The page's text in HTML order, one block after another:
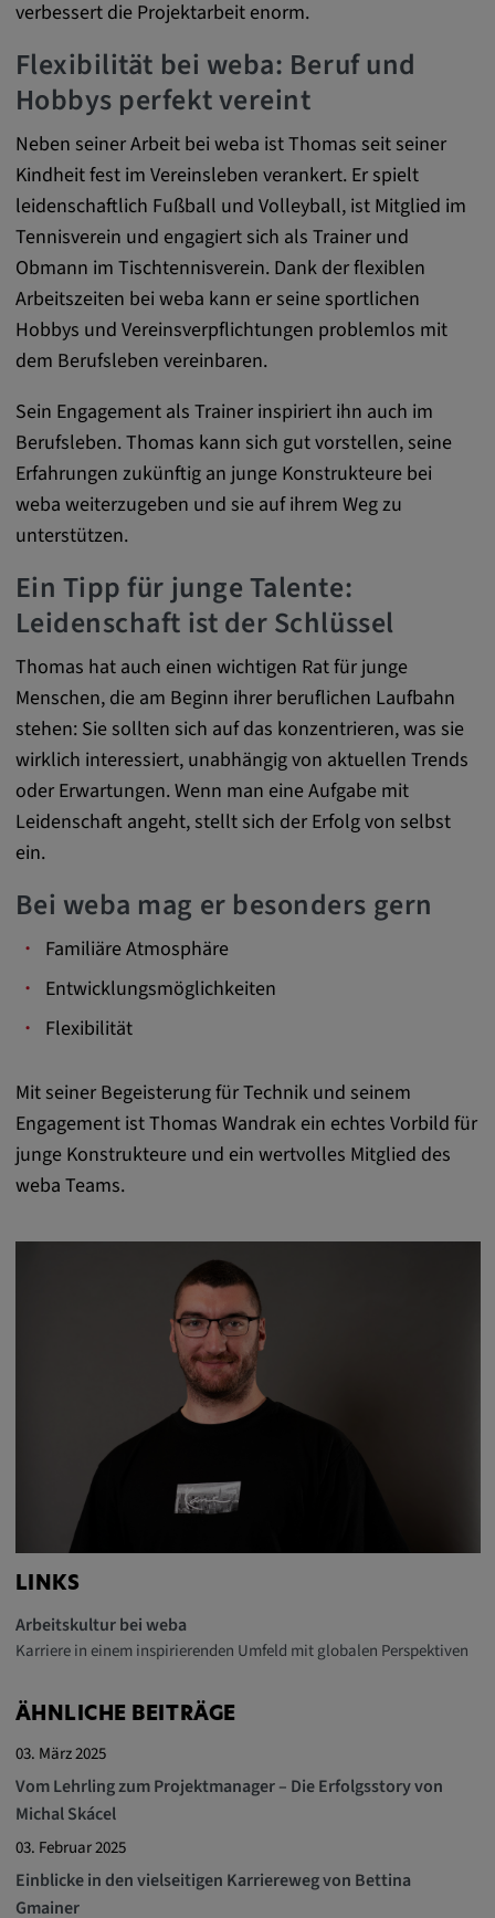
verbessert die Projektarbeit enorm.
Flexibilität bei weba: Beruf und
Hobbys perfekt vereint
Neben seiner Arbeit bei weba ist Thomas seit seiner
Kindheit fest im Vereinsleben verankert. Er spielt
leidenschaftlich Fußball und Volleyball, ist Mitglied im
Tennisverein und engagiert sich als Trainer und
Obmann im Tischtennisverein. Dank der flexiblen
Arbeitszeiten bei weba kann er seine sportlichen
Hobbys und Vereinsverpflichtungen problemlos mit
dem Berufsleben vereinbaren.
Sein Engagement als Trainer inspiriert ihn auch im
Berufsleben. Thomas kann sich gut vorstellen, seine
Erfahrungen zukünftig an junge Konstrukteure bei
weba weiterzugeben und sie auf ihrem Weg zu
unterstützen.
Ein Tipp für junge Talente:
Leidenschaft ist der Schlüssel
Thomas hat auch einen wichtigen Rat für junge
Menschen, die am Beginn ihrer beruflichen Laufbahn
stehen: Sie sollten sich auf das konzentrieren, was sie
wirklich interessiert, unabhängig von aktuellen Trends
oder Erwartungen. Wenn man eine Aufgabe mit
Leidenschaft angeht, stellt sich der Erfolg von selbst
ein.
Bei weba mag er besonders gern
Familiäre Atmosphäre
Entwicklungsmöglichkeiten
Flexibilität
Mit seiner Begeisterung für Technik und seinem
Engagement ist Thomas Wandrak ein echtes Vorbild für
junge Konstrukteure und ein wertvolles Mitglied des
weba Teams.
LINKS
Arbeitskultur bei weba
Karriere in einem inspirierenden Umfeld mit globalen Perspektiven
ÄHNLICHE BEITRÄGE
03. März 2025
Vom Lehrling zum Projektmanager – Die Erfolgsstory von
Michal Skácel
03. Februar 2025
Einblicke in den vielseitigen Karriereweg von Bettina
Gmainer
Statistik
Statistik Cookies sammeln anonyme
Informationen über das Nutzerverhalten.
Diese Informationen helfen uns, das
Verhalten unserer Nutzer auf unserer
Webseite besser zu verstehen.
_pk_id.*, _pk_ses.*
_pk_id.*, _pk_ses.*
Anbieter:
Google LLC
Zweck:
Verhalten der Besucher auf der Website
festzuhalten.
Cookie Laufzeit:
13 Monate, 30 Minuten